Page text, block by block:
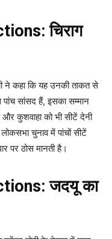
चिराग
ने कहा कि यह उनकी ताकत से
पांच सांसद हैं, इसका सम्मान
और कुशवाहा को भी सीटें देनी
चुनाव में पांचों सीटें
पर ठोस मानती है।
जदयू का